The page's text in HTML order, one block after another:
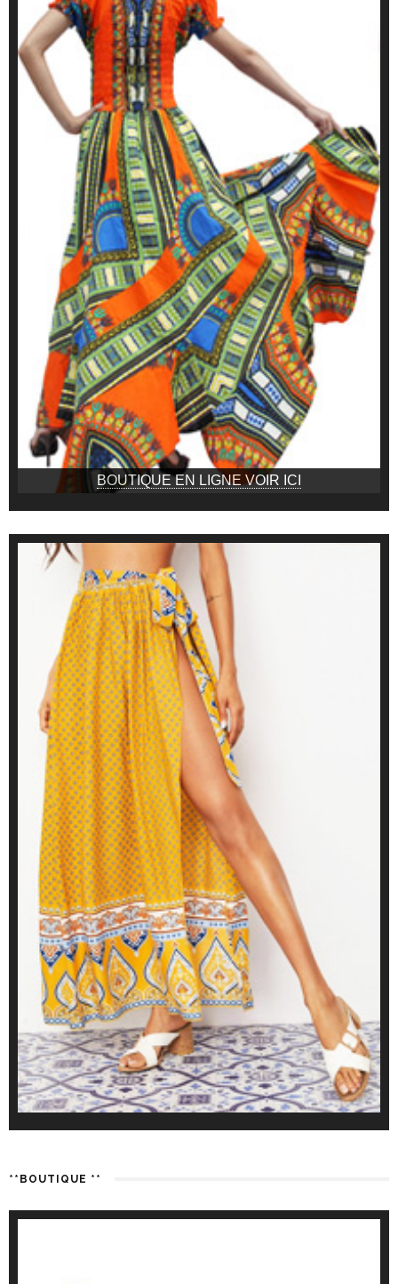
BOUTIQUE EN LIGNE VOIR ICI
**BOUTIQUE **